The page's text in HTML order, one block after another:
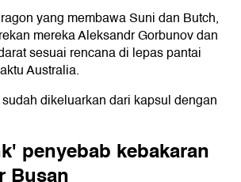
yang membawa Suni dan Butch,
mereka Aleksandr Gorbunov dan
sesuai rencana di lepas pantai
Australia.
dikeluarkan dari kapsul dengan
penyebab kebakaran